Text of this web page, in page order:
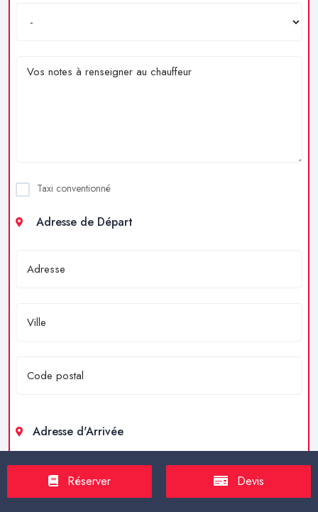
Taxi conventionné
Adresse de Départ
Adresse d'Arrivée
Réserver Devis